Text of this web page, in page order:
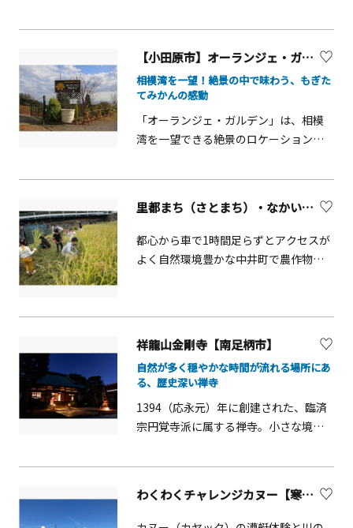
理（焼く作業）に専念すればOKなのも
嬉しいポイント。「貸切地引網」は基
本30名～ですが、別途、毎朝漁師さん
が行っている地引網漁を一緒に体験す
ることも可能。観光用のプログラムで
いつもと違う体験をしたい時にもおす
すめです。
る歴史ある寺院で、火災による再建を
れてきました。境内は高台に位置し、
晴れた日には大山を望む景色が広が
り、四季折々の自然を感じながら静か
な時間を過ごすことができます。
&nbsp;また、本堂にて裏千家の茶道体
日常の体感ができるプログラムを実施
しています。観光とともに心身を整え
る時間を過ごせる、体験型の寺院とし
て親しまれています。
【小田原市】オーランジェ・ガルデン（みかん狩り）
相模湾を一望！絶景の中で味わう、もぎた
てみかんの感動
「オーランジェ・ガルデン」は、相模
湾を一望できる絶景のロケーションが
低農薬で美味しいみかんや季節に応じ
のみかん狩りは10月末～12月にかけて
行われ、なんと園内食べ放題！3月～4
月は神奈川県特産のオリジナル品種
全国発送も可能。新鮮な果物だけでな
く、季節の草花も取り扱っています。
里都まち（さとまち）・なかい農作物収穫体験【中井町】
都心から車で1時間足らずとアクセスが
よく自然環境豊かな中井町で農作物の
作物を収穫する喜びが味わえ、家庭で
はお持ち帰りいただいた収穫物を調理
して食べることで食の大切さを学ぶこ
とができます。
祥龍山金剛寺【南足柄市】
自然が多く穏やかな時間が流れる場所にあ
る、歴史深い禅寺
1394（応永元）年に創建された、臨済
宗円覚寺派に属する禅寺。小さな境内
作が手がけた「わらべ地蔵」がありま
と、一般向けに坐禅会や修行体験、季
節ごとに七夕や観月会などのイベント
わくわくチャレンジカヌー【寒川町】